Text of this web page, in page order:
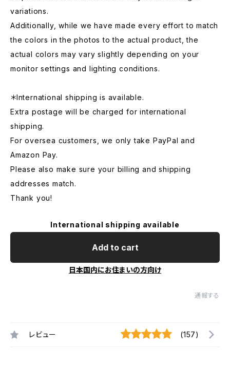
variations.
Additionally, while we have made every effort to match
the colors in the photos to the actual product, the
actual colors may vary slightly depending on your
monitor settings and lighting conditions.
＊International shipping is available.
Extra postage will be charged for international
shipping.
For oversea customers, we only take PayPal and
Amazon Pay.
Please also make sure your billing and shipping
addresses match.
Thank you!
International shipping available
Add to cart
日本国内にお住まいの方向け
通報する
レビュー (157)